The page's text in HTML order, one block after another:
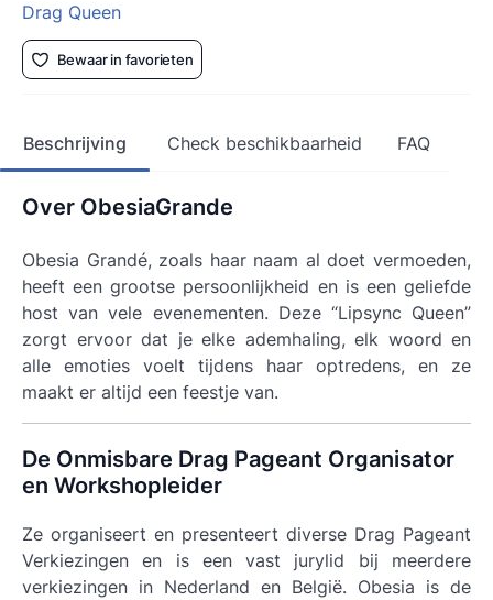
Drag Queen
Bewaar in favorieten
Beschrijving Check beschikbaarheid FAQ
Over ObesiaGrande
Obesia Grandé, zoals haar naam al doet vermoeden,
heeft een grootse persoonlijkheid en is een geliefde
host van vele evenementen. Deze “Lipsync Queen”
zorgt ervoor dat je elke ademhaling, elk woord en
alle emoties voelt tijdens haar optredens, en ze
maakt er altijd een feestje van.
De Onmisbare Drag Pageant Organisator
en Workshopleider
Ze organiseert en presenteert diverse Drag Pageant
Verkiezingen en is een vast jurylid bij meerdere
verkiezingen in Nederland en België. Obesia is de